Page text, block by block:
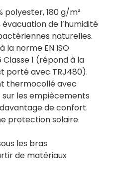
polyester, 180 g/m²
de l’humidité
naturelles.
norme EN ISO
Classe 1 (répond à la
porté avec TRJ480).
thermocollé avec
les empiècements
de confort.
protection solaire
les bras
de matériaux